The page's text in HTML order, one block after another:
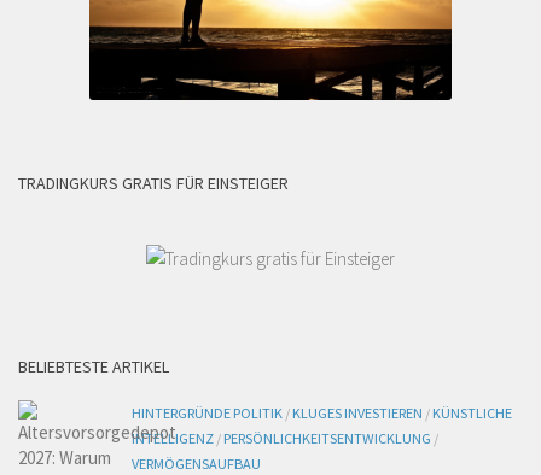
TRADINGKURS GRATIS FÜR EINSTEIGER
BELIEBTESTE ARTIKEL
HINTERGRÜNDE POLITIK / KLUGES INVESTIEREN / KÜNSTLICHE
INTELLIGENZ / PERSÖNLICHKEITSENTWICKLUNG /
VERMÖGENSAUFBAU